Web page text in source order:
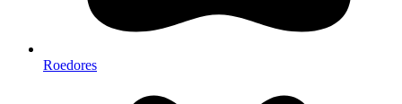
Roedores